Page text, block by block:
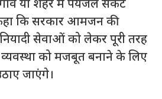
या शहर में पेयजल संकट
कहा कि सरकार आमजन की
सेवाओं को लेकर पूरी तरह
को मजबूत बनाने के लिए
जाएंगे।